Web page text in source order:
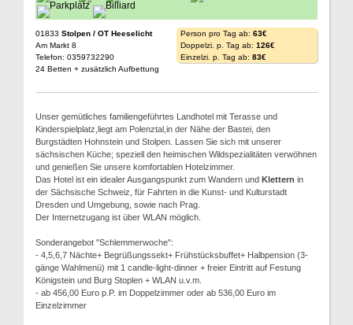
01833 Stolpen / OT Heeselicht
Am Markt 8
Telefon: 0359732290
24 Betten + zusätzlich Aufbettung
Person pro Tag ab: 63€
Doppelzi. p. Tag ab: 126€
Einzelzi. p. Tag ab: 83€
Unser gemütliches familiengeführtes Landhotel mit Terasse und
Kinderspielplatz,liegt am Polenztal,in der Nähe der Bastei, den
Burgstädten Hohnstein und Stolpen. Lassen Sie sich mit unserer
sächsischen Küche; speziell den heimischen Wildspezialitäten verwöhnen
und genießen Sie unsere komfortablen Hotelzimmer.
Das Hotel ist ein idealer Ausgangspunkt zum Wandern und Klettern in
der Sächsische Schweiz, für Fahrten in die Kunst- und Kulturstadt
Dresden und Umgebung, sowie nach Prag.
Der Internetzugang ist über WLAN möglich.
Sonderangebot "Schlemmerwoche":
- 4,5,6,7 Nächte+ Begrüßungssekt+ Frühstücksbuffet+ Halbpension (3-
gänge Wahlmenü) mit 1 candle-light-dinner + freier Eintritt auf Festung
Königstein und Burg Stoplen + WLAN u.v.m.
- ab 456,00 Euro p.P. im Doppelzimmer oder ab 536,00 Euro im
Einzelzimmer